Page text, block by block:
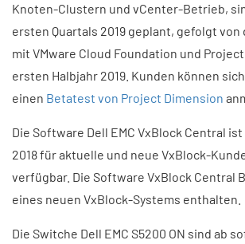
Knoten-Clustern und vCenter-Betrieb,
ersten Quartals 2019 geplant, gefolgt
mit VMware Cloud Foundation und
ersten Halbjahr 2019. Kunden können
einen Betatest von Project Dimension
Die Software Dell EMC VxBlock Central
2018 für aktuelle und neue VxBlock-
verfügbar. Die Software VxBlock Central
eines neuen VxBlock-Systems enthalten.
Die Switche Dell EMC S5200 ON sind ab